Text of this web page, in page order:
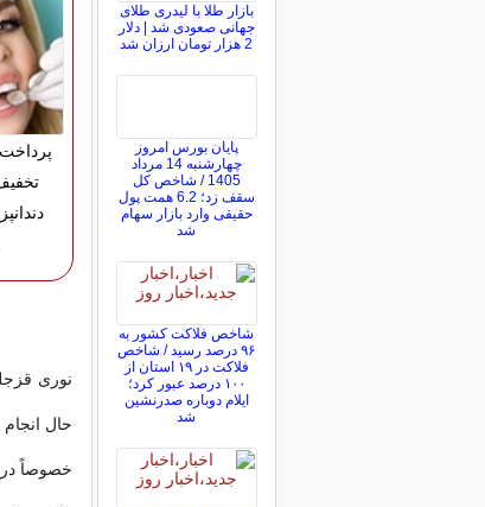
نوری
حال
خصوصاً در
بازار طلا با لیدری طلای
جهانی صعودی شد | دلار
2 هزار تومان ارزان شد
پایان بورس امروز
چهارشنبه 14 مرداد
1405 / شاخص کل
سقف زد؛ 6.2 همت پول
حقیقی وارد بازار سهام
شد
شاخص فلاکت کشور به
۹۶ درصد رسید / شاخص
فلاکت در ۱۹ استان از
۱۰۰ درصد عبور کرد؛
ایلام دوباره صدرنشین
شد